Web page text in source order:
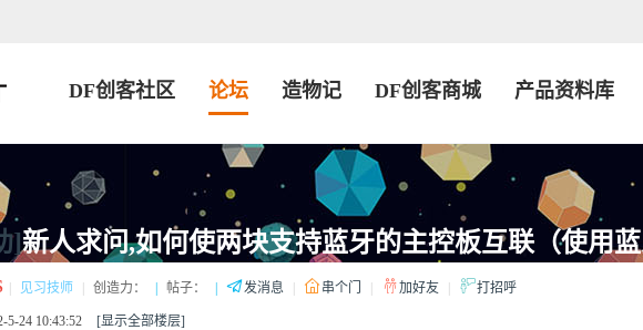
DF创客社区 论坛 造物记 DF创客商城 产品资料库
]新人求问,如何使两块支持蓝牙的主控板互联（使用蓝
见习技师 创造力： 帖子： 发消息 串个门 加好友 打招呼
5-24 10:43:52 [显示全部楼层]